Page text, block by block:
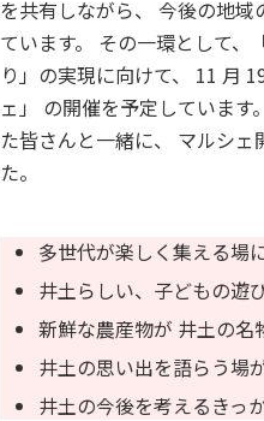
を共有しながら、 今後の地
ています。 その一環として、
り」の実現に向けて、 11 月
ェ」 の開催を予定しています
た皆さんと一緒に、 マルシ
た。
多世代が楽しく集える場
井土らしい、子どもの遊
新鮮な農産物が 井土の名
井土の思い出を語らう場
井土の今後を考えるきっ